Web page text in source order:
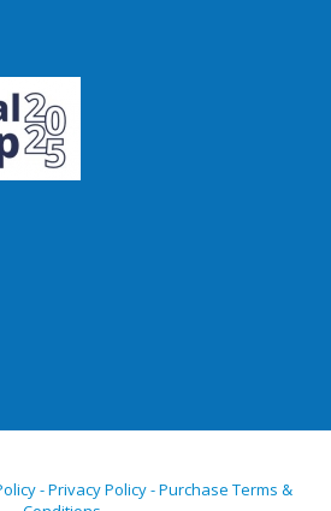
- Privacy Policy - Purchase Terms &